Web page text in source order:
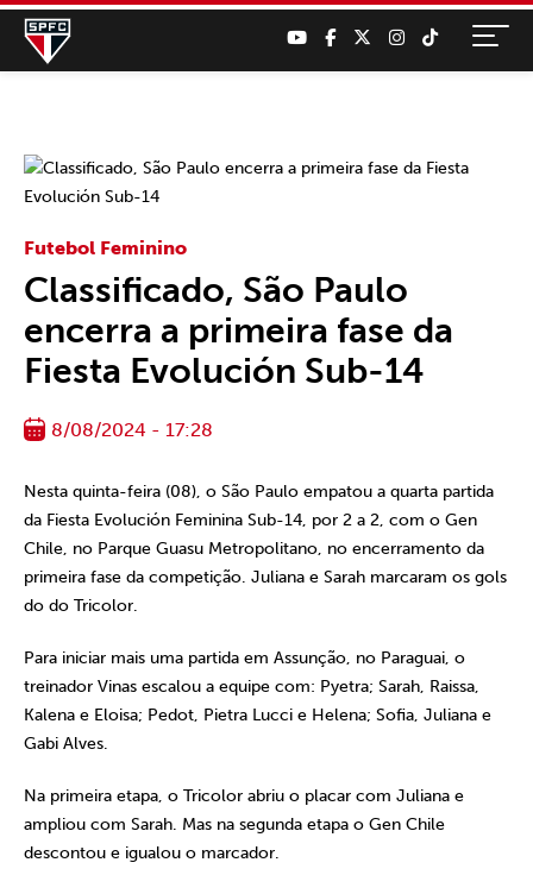
Futebol Feminino
Classificado, São Paulo
encerra a primeira fase da
Fiesta Evolución Sub-14
8/08/2024 - 17:28
Nesta quinta-feira (08), o São Paulo empatou a quarta partida
da Fiesta Evolución Feminina Sub-14, por 2 a 2, com o Gen
Chile, no Parque Guasu Metropolitano, no encerramento da
primeira fase da competição. Juliana e Sarah marcaram os gols
do do Tricolor.
Para iniciar mais uma partida em Assunção, no Paraguai, o
treinador Vinas escalou a equipe com: Pyetra; Sarah, Raissa,
Kalena e Eloisa; Pedot, Pietra Lucci e Helena; Sofia, Juliana e
Gabi Alves.
Na primeira etapa, o Tricolor abriu o placar com Juliana e
ampliou com Sarah. Mas na segunda etapa o Gen Chile
descontou e igualou o marcador.